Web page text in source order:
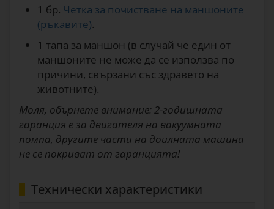
1 бр. Четка за почистване на маншоните
(ръкавите).
1 тапа за маншон (в случай че един от
маншоните не може да се използва по
причини, свързани със здравето на
животните).
Моля, обърнете внимание: 2-годишната
гаранция е за двигателя на вакуумната
помпа, другите части на доилната машина
не се покриват от гаранцията!
Технически характеристики